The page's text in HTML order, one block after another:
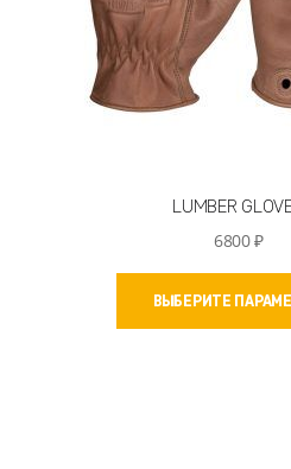
LUMBER
6800₽
ВЫБЕРИТЕ